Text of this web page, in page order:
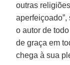
outras
o autor de
de graça em
chega à sua